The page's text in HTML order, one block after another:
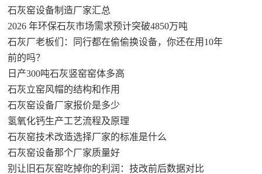
石灰窑设备制造厂家汇总
2026 年环保石灰市场需求预计突破4850万吨
石灰厂老板们：同行都在偷偷换设备，你还在用10年
前的吗？
日产300吨石灰竖窑窑体多高
石灰立窑风帽的结构和作用
石灰窑设备厂家报价是多少
氢氧化钙生产工艺流程及原理
石灰窑技术改造选择厂家的标准是什么
石灰窑设备那个厂家质量好
别让旧石灰窑吃掉你的利润：技改前后数据对比